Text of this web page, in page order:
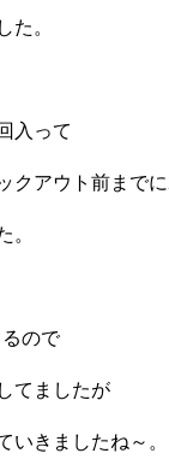
た。
入って
クアウト前までに
。
ので
てましたが
いきましたね～。